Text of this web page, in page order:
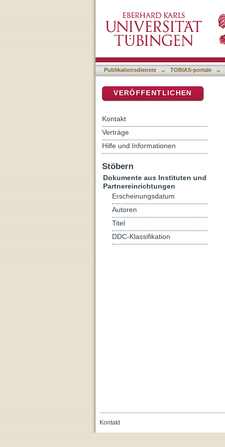
ethischer Reflexion
Publikationsdienste → TOBIAS-portale →
VERÖFFENTLICHEN
Kontakt
Verträge
Hilfe und Informationen
Stöbern
Dokumente aus Instituten und
Partnereinrichtungen
Erscheinungsdatum
Autoren
Titel
DDC-Klassifikation
Kontakt